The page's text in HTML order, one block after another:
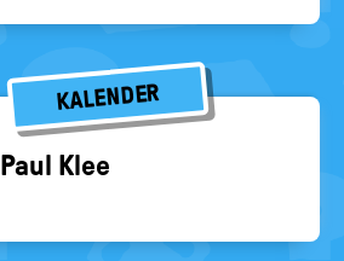
KALENDER
Paul Klee